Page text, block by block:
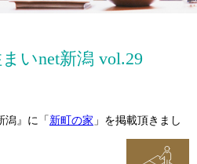
いnet新潟 vol.29
潟』に「新町の家 」を掲載頂きまし